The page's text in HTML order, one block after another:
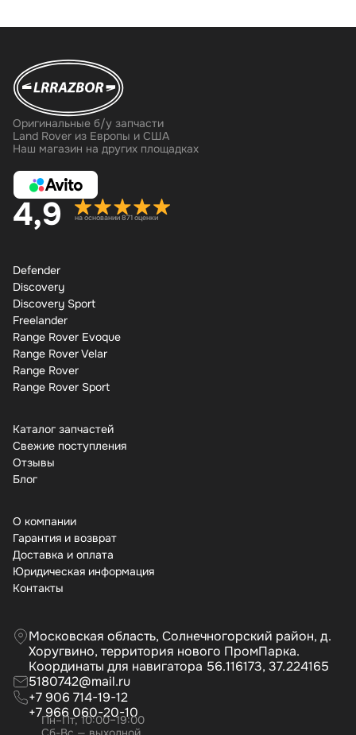
Оригинальные б/у запчасти
Land Rover из Европы и США
Наш магазин на других площадках
4,9 на основании 871 оценки
Defender
Discovery
Discovery Sport
Freelander
Range Rover Evoque
Range Rover Velar
Range Rover
Range Rover Sport
Каталог запчастей
Свежие поступления
Отзывы
Бло
О компании
Гарантия и возврат
Доставка и оплата
Юридическая информация
Контакты
Московская область, Солнечногорский район, д.
Хоругвино, территория нового ПромПарка.
Координаты для навигатора 56.116173, 37.224165
5180742@mail.ru
+7 906 714-19-12
+7 966 060-20-10
Пн–Пт, 10:00–19:00